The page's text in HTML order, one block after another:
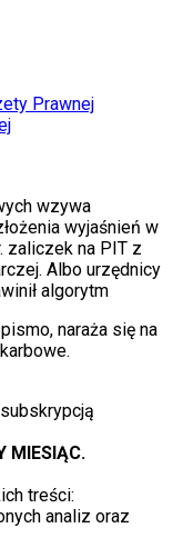
Prawnej
wzywa
wyjaśnień w
zaliczek na PIT z
Albo urzędnicy
algorytm
naraża się na
MIESIĄC.
treści:
analiz oraz